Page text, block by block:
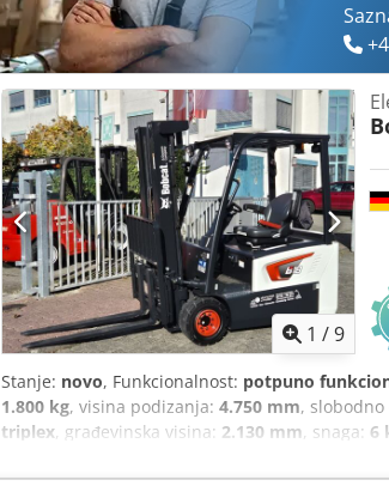
1 /9
Stanje: novo, Funkcionalnost: potpuno
1.800 kg, visina podizanja: 4.750 mm,
triplex, građevinska visina: 2.130 mm, snaga: 6
,
konstrukcije:1.090 mm, Električni viličar na 3